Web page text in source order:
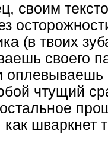
своим
(в твоих
своего
оплевываешь
чтущий
шваркнет